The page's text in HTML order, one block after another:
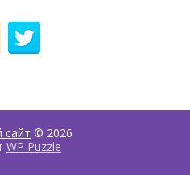
сайт © 2026
WP Puzzle